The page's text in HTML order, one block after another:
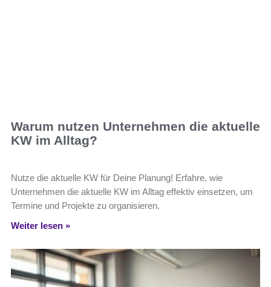
Warum nutzen Unternehmen die aktuelle
KW im Alltag?
Nutze die aktuelle KW für Deine Planung! Erfahre, wie
Unternehmen die aktuelle KW im Alltag effektiv einsetzen, um
Termine und Projekte zu organisieren.
Weiter lesen »